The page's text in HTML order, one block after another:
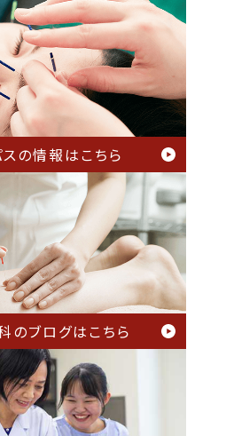
の情報はこちら
のブログはこちら